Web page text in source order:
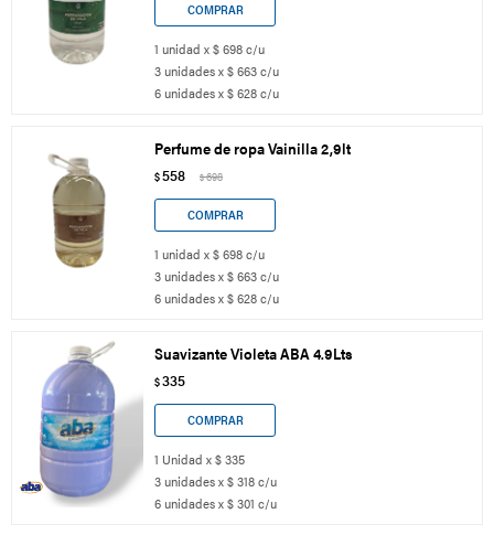
1 unidad x $ 698 c/u
3 unidades x $ 663 c/u
6 unidades x $ 628 c/u
Perfume de ropa Vainilla 2,9lt
$558 $698
1 unidad x $ 698 c/u
3 unidades x $ 663 c/u
6 unidades x $ 628 c/u
Suavizante Violeta ABA 4.9Lts
$335
1 Unidad x $ 335
3 unidades x $ 318 c/u
6 unidades x $ 301 c/u